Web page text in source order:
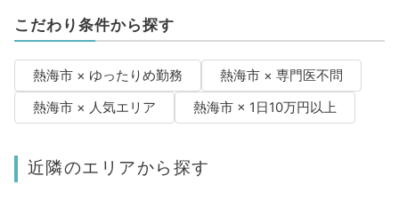
こだわり条件から探す
熱海市 × ゆったりめ勤務
熱海市 × 専門医不問
熱海市 × 人気エリア
熱海市 × 1日10万円以上
近隣のエリアから探す